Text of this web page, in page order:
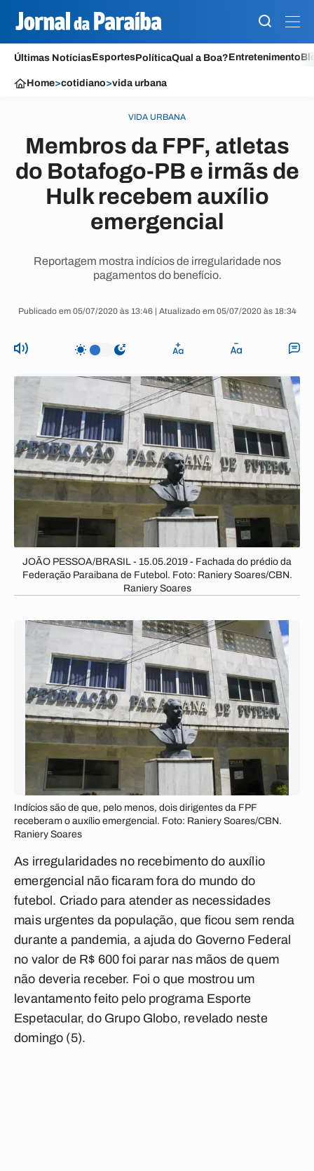
Últimas NotíciasEsportesPolíticaQual a Boa?Entretenimento
Home>cotidiano>vida urbana
VIDA URBANA
Membros da FPF, atletas
do Botafogo-PB e irmãs de
Hulk recebem auxílio
emergencial
Reportagem mostra indícios de irregularidade nos
pagamentos do benefício.
Publicado em 05/07/2020 às 13:46 | Atualizado em 05/07/2020 às 18:34
JOÃO PESSOA/BRASIL - 15.05.2019 - Fachada do prédio da
Federação Paraibana de Futebol. Foto: Raniery Soares/CBN.
Raniery Soares
Indícios são de que, pelo menos, dois dirigentes da FPF
receberam o auxílio emergencial. Foto: Raniery Soares/CBN.
Raniery Soares
As irregularidades no recebimento do auxílio
emergencial não ficaram fora do mundo do
futebol. Criado para atender as necessidades
mais urgentes da população, que ficou sem renda
durante a pandemia, a ajuda do Governo Federal
no valor de R$ 600 foi parar nas mãos de quem
não deveria receber. Foi o que mostrou um
levantamento feito pelo programa Esporte
Espetacular, do Grupo Globo, revelado neste
domingo (5).